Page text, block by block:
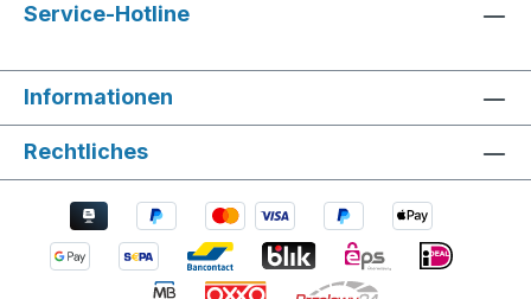
Service-Hotline
Informationen
Rechtliches